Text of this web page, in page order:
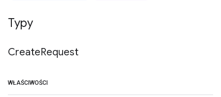
Typy
CreateRequest
WŁAŚCIWOŚCI